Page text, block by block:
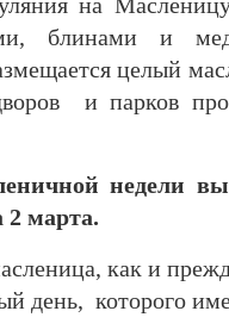
блинами и
целый
и парков
недели
2 марта.
как и
день, которого